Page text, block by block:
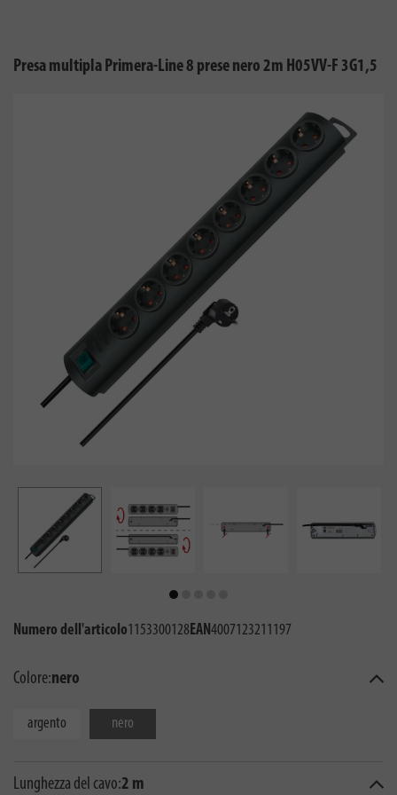
Presa multipla Primera-Line 8 prese nero 2m H05VV-F 3G1,5
Numero dell'articolo1153300128EAN4007123211197
Colore:nero
argento nero
Lunghezza del cavo:2 m